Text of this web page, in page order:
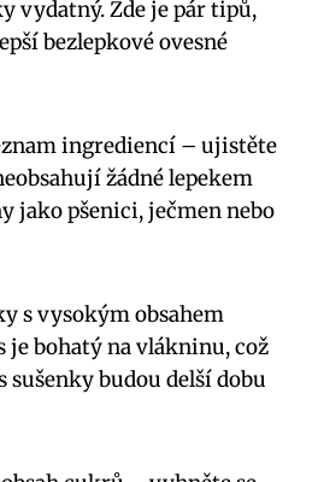
vydatný. Zde je pár tipů,
bezlepkové ovesné
ingrediencí – ujistěte
žádné lepekem
jako pšenici, ječmen nebo
s vysokým obsahem
je bohatý na vlákninu, což
sušenky budou delší dobu